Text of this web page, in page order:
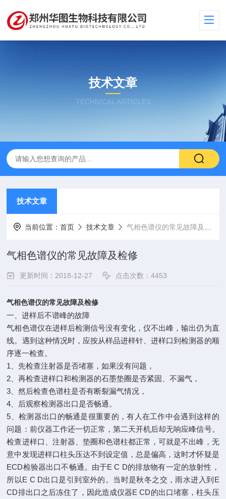
技术文章
TECHNICAL ARTICLES
技术文章
当前位置：首页 技术文章 气相色谱仪的常见故障及检修
气相色谱仪的常见故障及检修
更新时间：2018-12-27 点击次数：4453
气相色谱仪的常见故障及检修
一、进样后不谱峰的故障
气相色谱仪在进样后检测信号没有变化，仪不出峰，输出仍为直
线。遇到这种情况时，应按从样品进样针、进样口到检测器的顺
序逐一检查。
1、先检查注射器是否堵塞，如果没有问题，
2、再检查进样口和检测器的石墨垫圈是否紧固、不漏气，
3、然后检查色谱柱是否有断裂漏气情况，
4、后观察检测器出口是否畅通。
5、检测器出口的畅通是很重要的，有人在工作中会遇到这样的
问题：前仪器工作还一切正常，第二天开机后却无响应峰信号。
检查进样口、注射器、垫圈和色谱柱都正常，可就是不出峰，无
意中发现进样口柱头压达不到设定值，总是偏高，这时才怀疑是
ECD检验器出口不畅通。由于E C D的排放物有一定的放射性，
所以E C D出口是引到室外的。当时是秋冬之交，雨水进入到E
CD排出口之后冻住了，因此造成仪器E CD的出口堵塞，柱头压